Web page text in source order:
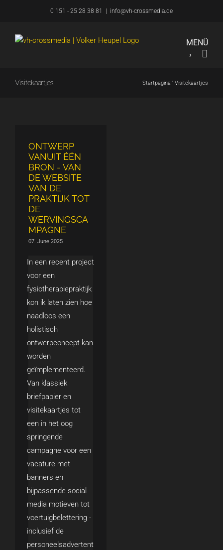
inhoud
0 151 - 25 28 38 81 info@vh-crossmedia.de
Visitekaartjes Startpagina ' Visitekaartjes
ONTWERP
VANUIT ÉÉN
BRON - VAN
DE WEBSITE
VAN DE
PRAKTIJK TOT
DE
WERVINGSCA
MPAGNE
07. June 2025
In een recent project
voor een
fysiotherapiepraktijk
kon ik laten zien hoe
naadloos een
holistisch
ontwerpconcept kan
worden
geïmplementeerd.
Van klassiek
briefpapier en
visitekaartjes tot
een in het oog
springende
campagne voor een
vacature met
banners en
bijpassende social
media motieven tot
voertuigbelettering -
inclusief de
personeelsadvertent